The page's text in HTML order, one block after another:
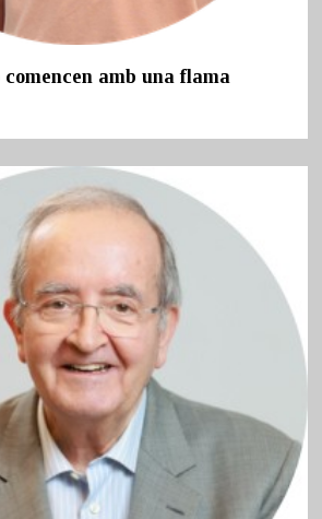
amb una flama